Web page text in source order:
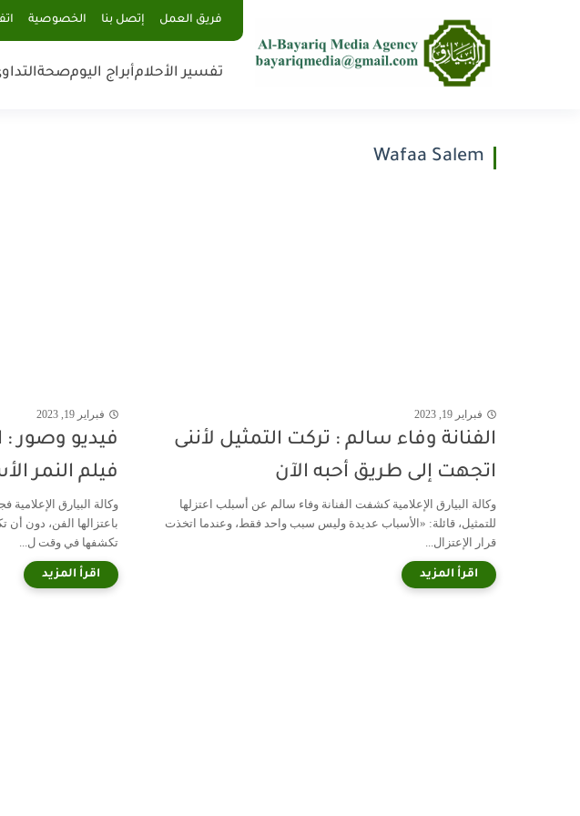
فريق العمل إتصل بنا الخصوصية
تفسير الأحلامأبراج اليومصحة
Wafaa Salem
فبراير 19, 2023
الفنانة وفاء سالم : تركت التمثيل لأننى
اتجهت إلى طريق أحبه الآن
وكالة البيارق الإعلامية كشفت الفنانة وفاء سالم عن أسبلب اعتزلها
للتمثيل، قائلة: «الأسباب عديدة وليس سبب واحد فقط، وعندما اتخذت
قرار الإعتزال...
فبراير 19, 2023
فيديو وصور :
فيلم النمر
وكالة البيارق
باعتزالها الفن، دون
تكشفها في وقت ل...